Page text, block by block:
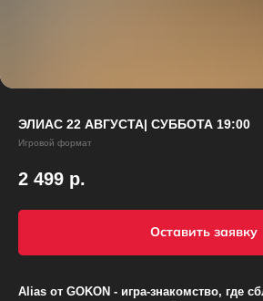
ЭЛИАС 22 АВГУСТА| СУББОТА 19:00
Игровой формат
2 499 р.
Оставить заявку
Alias от GOKON - игра-знакомство, где
Мессенджеры
мессенджер!
VK